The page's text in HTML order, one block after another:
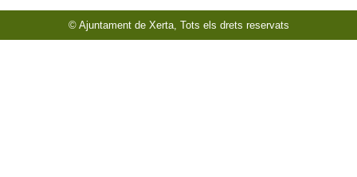
© Ajuntament de Xerta, Tots els drets reservats